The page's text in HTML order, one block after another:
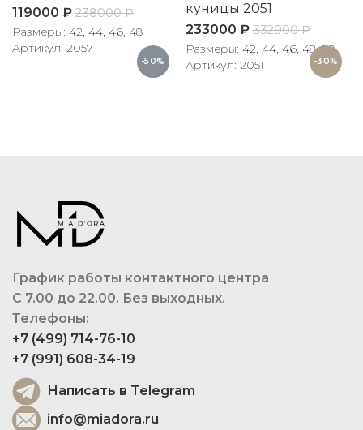
-50%
119000 ₽ 238000₽
Размеры: 42, 44, 46, 48
Артикул: 2057
-30%
куницы 2051
233000 ₽ 332900₽
Размеры: 42, 44, 46, 48, 50
Артикул: 2051
График работы контактного центра
С 7.00 до 22.00. Без выходных.
Телефоны:
+7 (499) 714-76-10
+7 (991) 608-34-19
Написать в Telegram
info@miadora.ru